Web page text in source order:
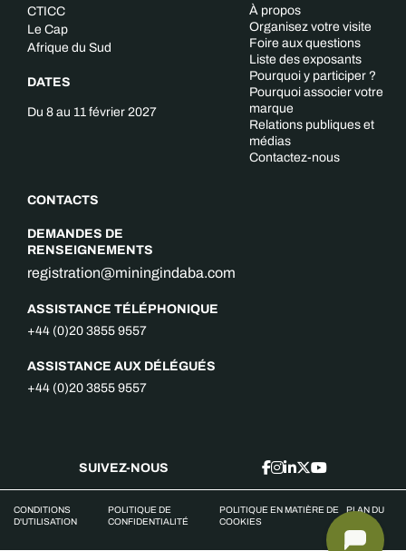
CTICC
Le Cap
Afrique du Sud
DATES
Du 8 au 11 février 2027
CONTACTS
DEMANDES DE
RENSEIGNEMENTS
registration@miningindaba.com
ASSISTANCE TÉLÉPHONIQUE
+44 (0)20 3855 9557
ASSISTANCE AUX DÉLÉGUÉS
+44 (0)20 3855 9557
À propos
Organisez votre visite
Foire aux questions
Liste des exposants
Pourquoi y participer ?
Pourquoi associer votre
marque
Relations publiques et
médias
Contactez-nous
SUIVEZ-NOUS
CONDITIONS
D'UTILISATION
POLITIQUE DE
CONFIDENTIALITÉ
POLITIQUE EN MATIÈRE DE
COOKIES
PLAN DU